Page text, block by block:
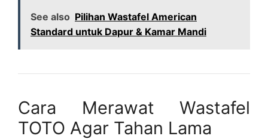
See also Pilihan Wastafel American
Standard untuk Dapur & Kamar Mandi
Cara Merawat Wastafel
TOTO Agar Tahan Lama